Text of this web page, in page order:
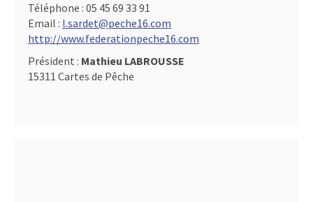
Téléphone : 05 45 69 33 91
Email : l.sardet@peche16.com
http://www.federationpeche16.com
Président : Mathieu LABROUSSE
15311 Cartes de Pêche